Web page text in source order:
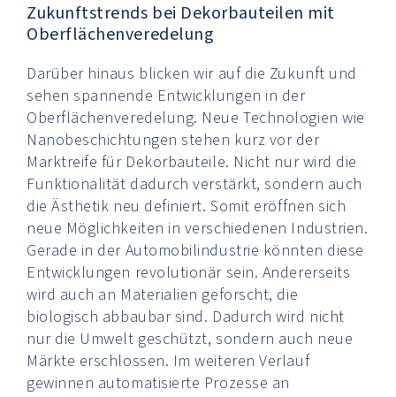
Zukunftstrends bei Dekorbauteilen mit
Oberflächenveredelung
Darüber hinaus blicken wir auf die Zukunft und
sehen spannende Entwicklungen in der
Oberflächenveredelung. Neue Technologien wie
Nanobeschichtungen stehen kurz vor der
Marktreife für Dekorbauteile. Nicht nur wird die
Funktionalität dadurch verstärkt, sondern auch
die Ästhetik neu definiert. Somit eröffnen sich
neue Möglichkeiten in verschiedenen Industrien.
Gerade in der Automobilindustrie könnten diese
Entwicklungen revolutionär sein. Andererseits
wird auch an Materialien geforscht, die
biologisch abbaubar sind. Dadurch wird nicht
nur die Umwelt geschützt, sondern auch neue
Märkte erschlossen. Im weiteren Verlauf
gewinnen automatisierte Prozesse an